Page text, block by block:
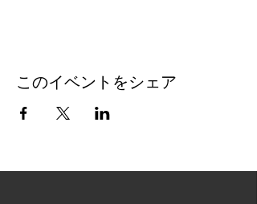
このイベントをシェア